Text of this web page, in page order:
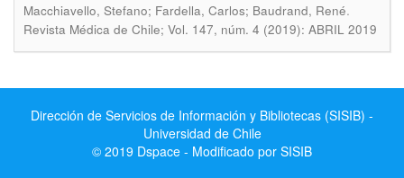
Macchiavello, Stefano; Fardella, Carlos; Baudrand, René.
Revista Médica de Chile; Vol. 147, núm. 4 (2019): ABRIL 2019
Dirección de Servicios de Información y Bibliotecas (SISIB) -
Universidad de Chile
© 2019 Dspace - Modificado por SISIB